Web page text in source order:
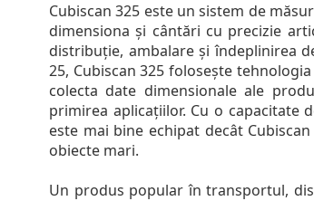
Cubiscan 325 este un sistem de
dimensiona și cântări cu precizie
distribuție, ambalare și îndeplinirea
25, Cubiscan 325 folosește
colecta date dimensionale ale
primirea aplicațiilor. Cu o capacitate
este mai bine echipat decât
obiecte mari.
Un produs popular în transportul,